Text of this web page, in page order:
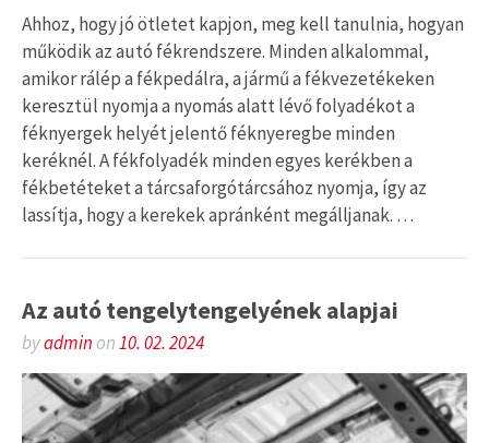
Ahhoz, hogy jó ötletet kapjon, meg kell tanulnia, hogyan
működik az autó fékrendszere. Minden alkalommal,
amikor rálép a fékpedálra, a jármű a fékvezetékeken
keresztül nyomja a nyomás alatt lévő folyadékot a
féknyergek helyét jelentő féknyeregbe minden
keréknél. A fékfolyadék minden egyes kerékben a
fékbetéteket a tárcsaforgótárcsához nyomja, így az
lassítja, hogy a kerekek apránként megálljanak. …
Az autó tengelytengelyének alapjai
byadminon10. 02. 2024